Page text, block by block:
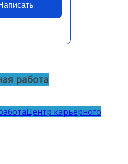
работа
Центр карьерного